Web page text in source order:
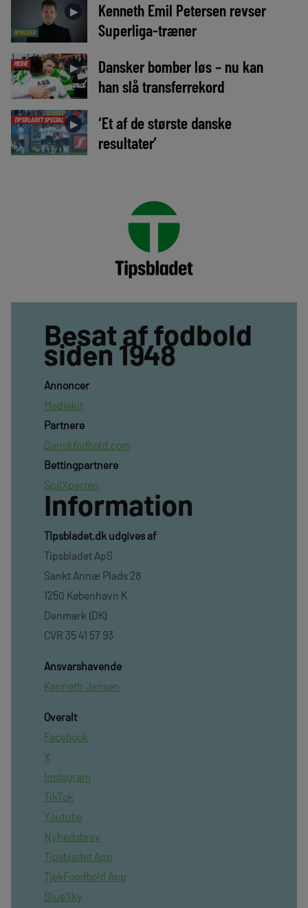
NYHEDER
►
Kenneth Emil Petersen revser
Superliga-træner
MEDIE ►
Dansker bomber løs – nu kan
han slå transferrekord
TIPSBLADET SPECIAL ►
‘Et af de største danske
resultater’
Besat af fodbold
siden 1948
Annoncer
Mediekit
Partnere
Danskfodbold.com
Bettingpartnere
SpilXperten
Information
TIpsbladet.dk udgives af
Tipsbladet ApS
Sankt Annæ Plads 28
1250 København K
Denmark (DK)
CVR 35 41 57 93
Ansvarshavende
Kenneth Jensen
Overalt
Facebook
X
Instagram
TikTok
Youtube
Nyhedsbrev
Tipsbladet App
TjekFoodbold App
BlueSky